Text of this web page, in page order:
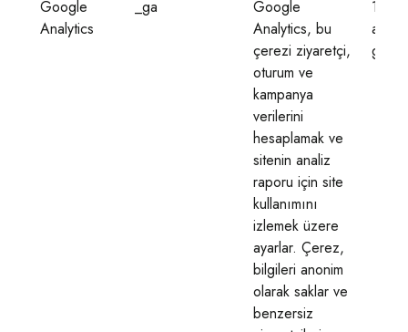
Google
Analytics
_ga
Google
Analytics, bu
çerezi ziyaretçi,
oturum ve
kampanya
verilerini
hesaplamak ve
sitenin analiz
raporu için site
kullanımını
izlemek üzere
ayarlar. Çerez,
bilgileri anonim
olarak saklar ve
benzersiz
1 yıl 1
ay 4
gün